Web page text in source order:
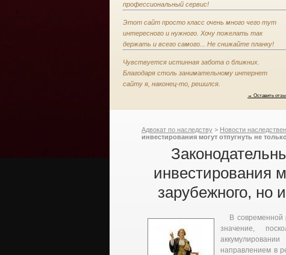
профессиональный сервис!
Этот сайт просто класс очень много чего тут
интересного и нужного. Хочу пожелать так
держать и всего самого... Не снижайте планку!
Чувствуется истинная забота о ближних.
Благодаря столь занимательному интернет
сайту я, наконец-то, решился.
→ Оставить
Адвокат по наследству > Новости
инвестирования могут отпугнуть не
инвестирования
зарубежного, но
В
значение,
направлением в